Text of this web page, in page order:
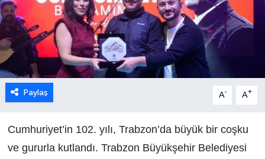
Paylaş A- A+
Cumhuriyet’in 102. yılı, Trabzon’da büyük bir coşku
ve gururla kutlandı. Trabzon Büyükşehir Belediyesi